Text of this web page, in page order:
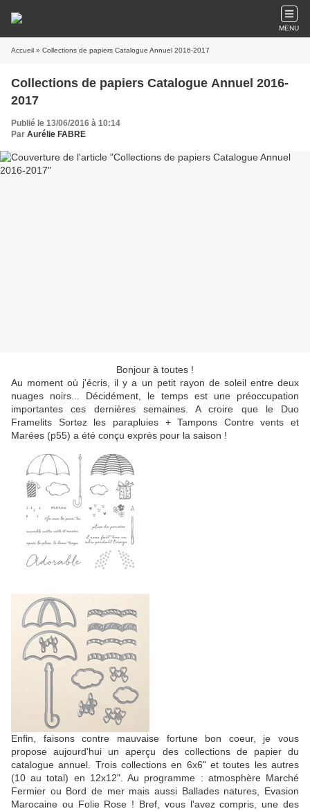
MENU
Accueil » Collections de papiers Catalogue Annuel 2016-2017
Collections de papiers Catalogue Annuel 2016-
2017
Publié le 13/06/2016 à 10:14
Par Aurélie FABRE
Bonjour à toutes !
Au moment où j'écris, il y a un petit rayon de soleil entre deux
nuages noirs... Décidément, le temps est une préoccupation
importantes ces dernières semaines. A croire que le Duo
Framelits Sortez les parapluies + Tampons Contre vents et
Marées (p55) a été conçu exprès pour la saison !
Enfin, faisons contre mauvaise fortune bon coeur, je vous
propose aujourd'hui un aperçu des collections de papier du
catalogue annuel. Trois collections en 6x6" et toutes les autres
(10 au total) en 12x12". Au programme : atmosphère Marché
Fermier ou Bord de mer mais aussi Ballades natures, Evasion
Marocaine ou Folie Rose ! Bref, vous l'avez compris, une des